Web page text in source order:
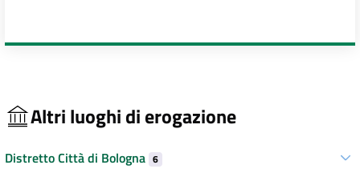
Altri luoghi di erogazione
Distretto Città di Bologna 6